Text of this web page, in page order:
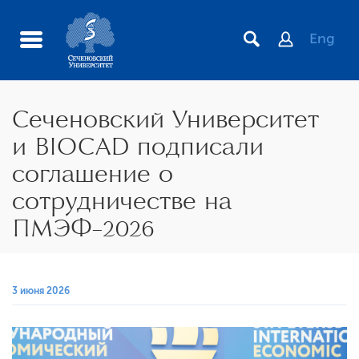
Eng
Сеченовский Университет
и BIOCAD подписали
соглашение о
сотрудничестве на
ПМЭФ-2026
3 июня 2026